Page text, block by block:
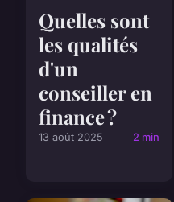
Quelles sont
les qualités
d'un
conseiller en
finance ?
13 août 2025 2 min